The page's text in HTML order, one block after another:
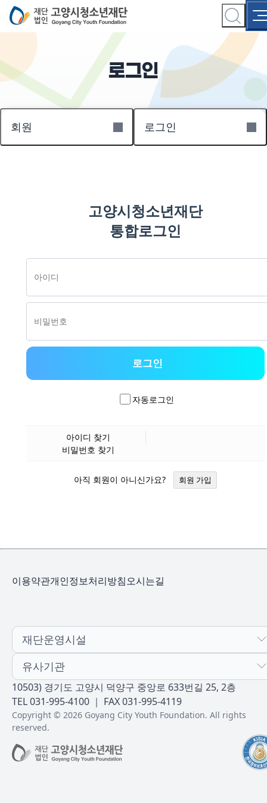
로그인
회원 로그인
고양시청소년재단
통합로그인
자동로그인
아이디 찾기
비밀번호 찾기
아직 회원이 아니신가요? 회원 가입
10503) 경기도 고양시 덕양구 중앙로 633번길 25, 2층
TEL 031-995-4100 ｜ FAX 031-995-4119
Copyright © 2026 Goyang City Youth Foundation. All rights
reserved.
이용약관개인정보처리방침오시는길
재단운영시설
유사기관